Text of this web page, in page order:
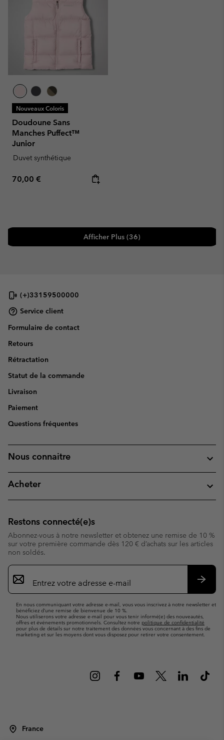
Nouveaux Coloris
Doudoune Sans
Manches Puffect™
Junior
Duvet synthétique
Regular price:
70,00 €
Afficher Plus (36)
(+)33159500000
Service client
Formulaire de contact
Retours
Rétractation
Statut de la commande
Livraison
Paiement
Questions fréquentes
Nous connaitre
Acheter
Restons connecté(e)s
Abonnez-vous à notre newsletter et obtenez une remise de 10 %
sur votre première commande dès 120 € d’achats sur les articles
non soldés.
Inscription
par
e-
En nous communiquant votre adresse e-mail, vous vous inscrivez à notre newsletter et
bénéficiez d’une remise de bienvenue de 10 %.
Nous utiliserons votre adresse e-mail pour vous tenir informé(e) des nouveautés,
offres et événements promotionnels. Consultez notre politique de confidentialité
pour plus de détails sur notre traitement des données vous concernant à des fins de
marketing et sur les moyens dont vous disposez pour retirer votre consentement.
France